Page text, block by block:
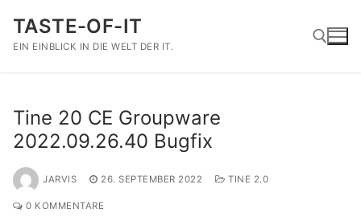
Inhalt
springen
TASTE-OF-IT
EIN EINBLICK IN DIE WELT DER IT.
Tine 20 CE Groupware
2022.09.26.40 Bugfix
JARVIS 26. SEPTEMBER 2022 TINE 2.0
0 KOMMENTARE